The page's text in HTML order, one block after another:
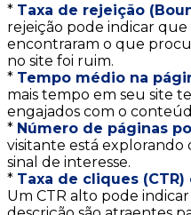
* Taxa de rejeição
rejeição pode indicar que
encontraram o que
no site foi ruim.
* Tempo médio na
mais tempo em seu site
engajados com o
* Número de páginas
visitante está explorando
sinal de interesse.
* Taxa de cliques
Um CTR alto pode